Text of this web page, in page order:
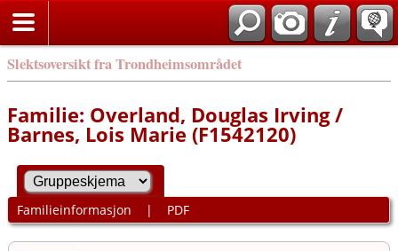
Slektsoversikt fra Trondheimsområdet
Familie: Overland, Douglas Irving /
Barnes, Lois Marie (F1542120)
Familieinformasjon | PDF